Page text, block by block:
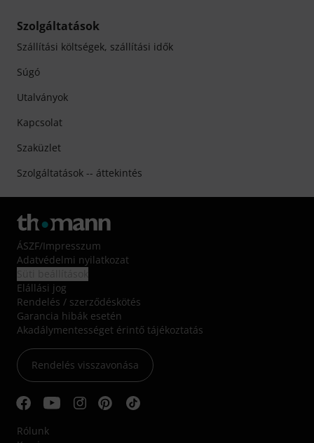
Szolgáltatások
Szállítási költségek, szállítási idők
Súgó
Utalványok
Kapcsolat
Szaküzlet
Szolgáltatások -- áttekintés
ÁSZF/Impresszum
Adatvédelmi nyilatkozat
Elállási jog
Rendelés / szerződéskötés
Garancia hibák esetén
Akadálymentességet érintő tájékoztatás
Rendelés visszavonása
Rólunk